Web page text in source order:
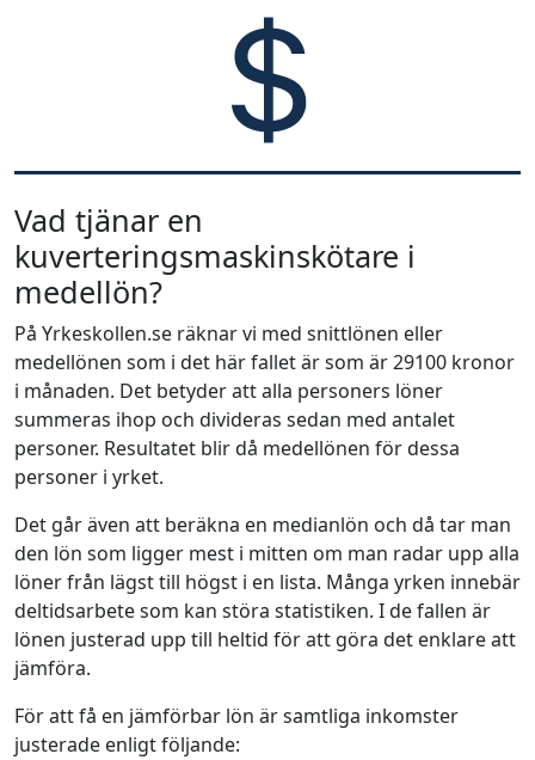
Vad tjänar en
kuverteringsmaskinskötare i
medellön?
På Yrkeskollen.se räknar vi med snittlönen eller
medellönen som i det här fallet är som är 29100 kronor
i månaden. Det betyder att alla personers löner
summeras ihop och divideras sedan med antalet
personer. Resultatet blir då medellönen för dessa
personer i yrket.
Det går även att beräkna en medianlön och då tar man
den lön som ligger mest i mitten om man radar upp alla
löner från lägst till högst i en lista. Många yrken innebär
deltidsarbete som kan störa statistiken. I de fallen är
lönen justerad upp till heltid för att göra det enklare att
jämföra.
För att få en jämförbar lön är samtliga inkomster
justerade enligt följande: